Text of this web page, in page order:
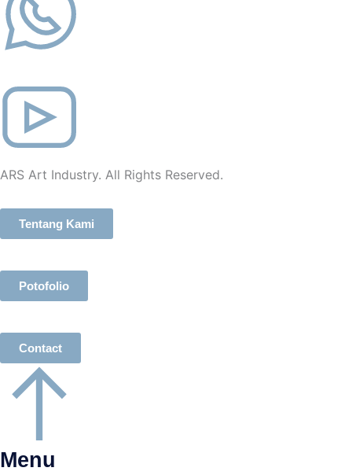
ARS Art Industry. All Rights Reserved.
Tentang Kami
Potofolio
Contact
Menu